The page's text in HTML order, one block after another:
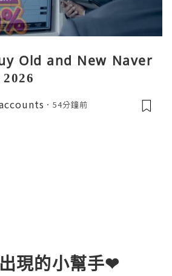
Old and New Naver
54分鐘前
現的小幫手❤